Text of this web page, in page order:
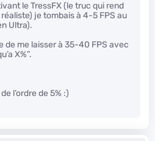
le TressFX (le truc qui rend
je tombais à 4-5 FPS au
Ultra).
de me laisser à 35-40 FPS avec
X%”.
l’ordre de 5% :)